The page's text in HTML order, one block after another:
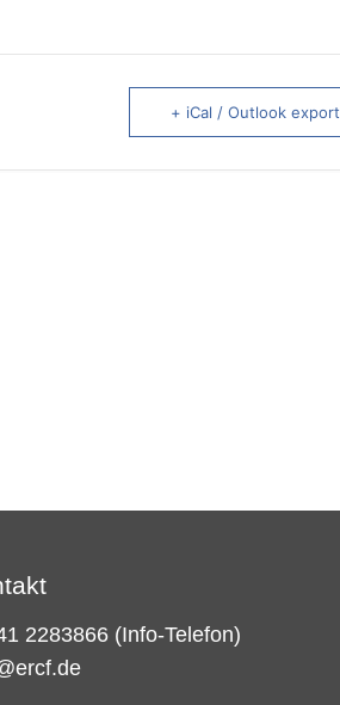
+ iCal / Outlook export
2283866 (Info-Telefon)